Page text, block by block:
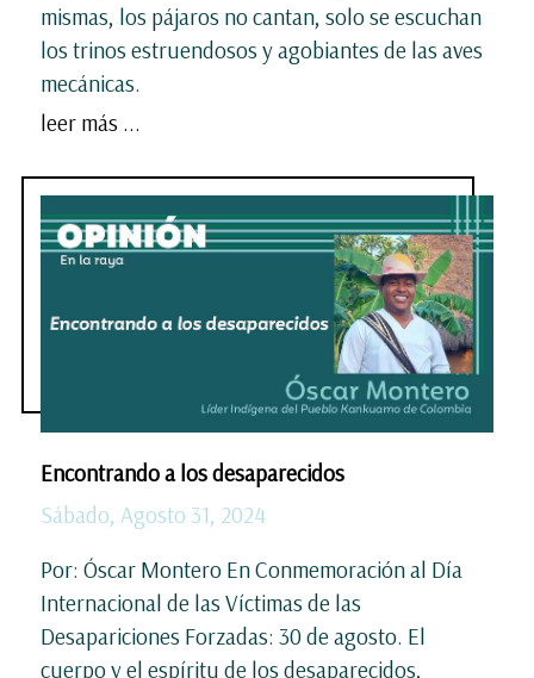
mismas, los pájaros no cantan, solo se escuchan
los trinos estruendosos y agobiantes de las aves
mecánicas.
leer más ...
Encontrando a los desaparecidos
Sábado, Agosto 31, 2024
Por: Óscar Montero En Conmemoración al Día
Internacional de las Víctimas de las
Desapariciones Forzadas: 30 de agosto. El
cuerpo y el espíritu de los desaparecidos,